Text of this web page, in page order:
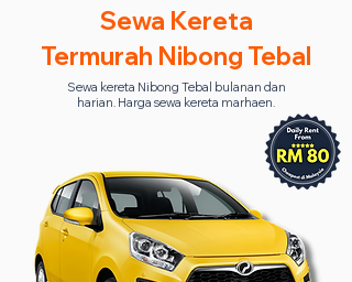
Sewa Kereta
Termurah Nibong Tebal
Sewa kereta Nibong Tebal bulanan dan
harian. Harga sewa kereta marhaen.